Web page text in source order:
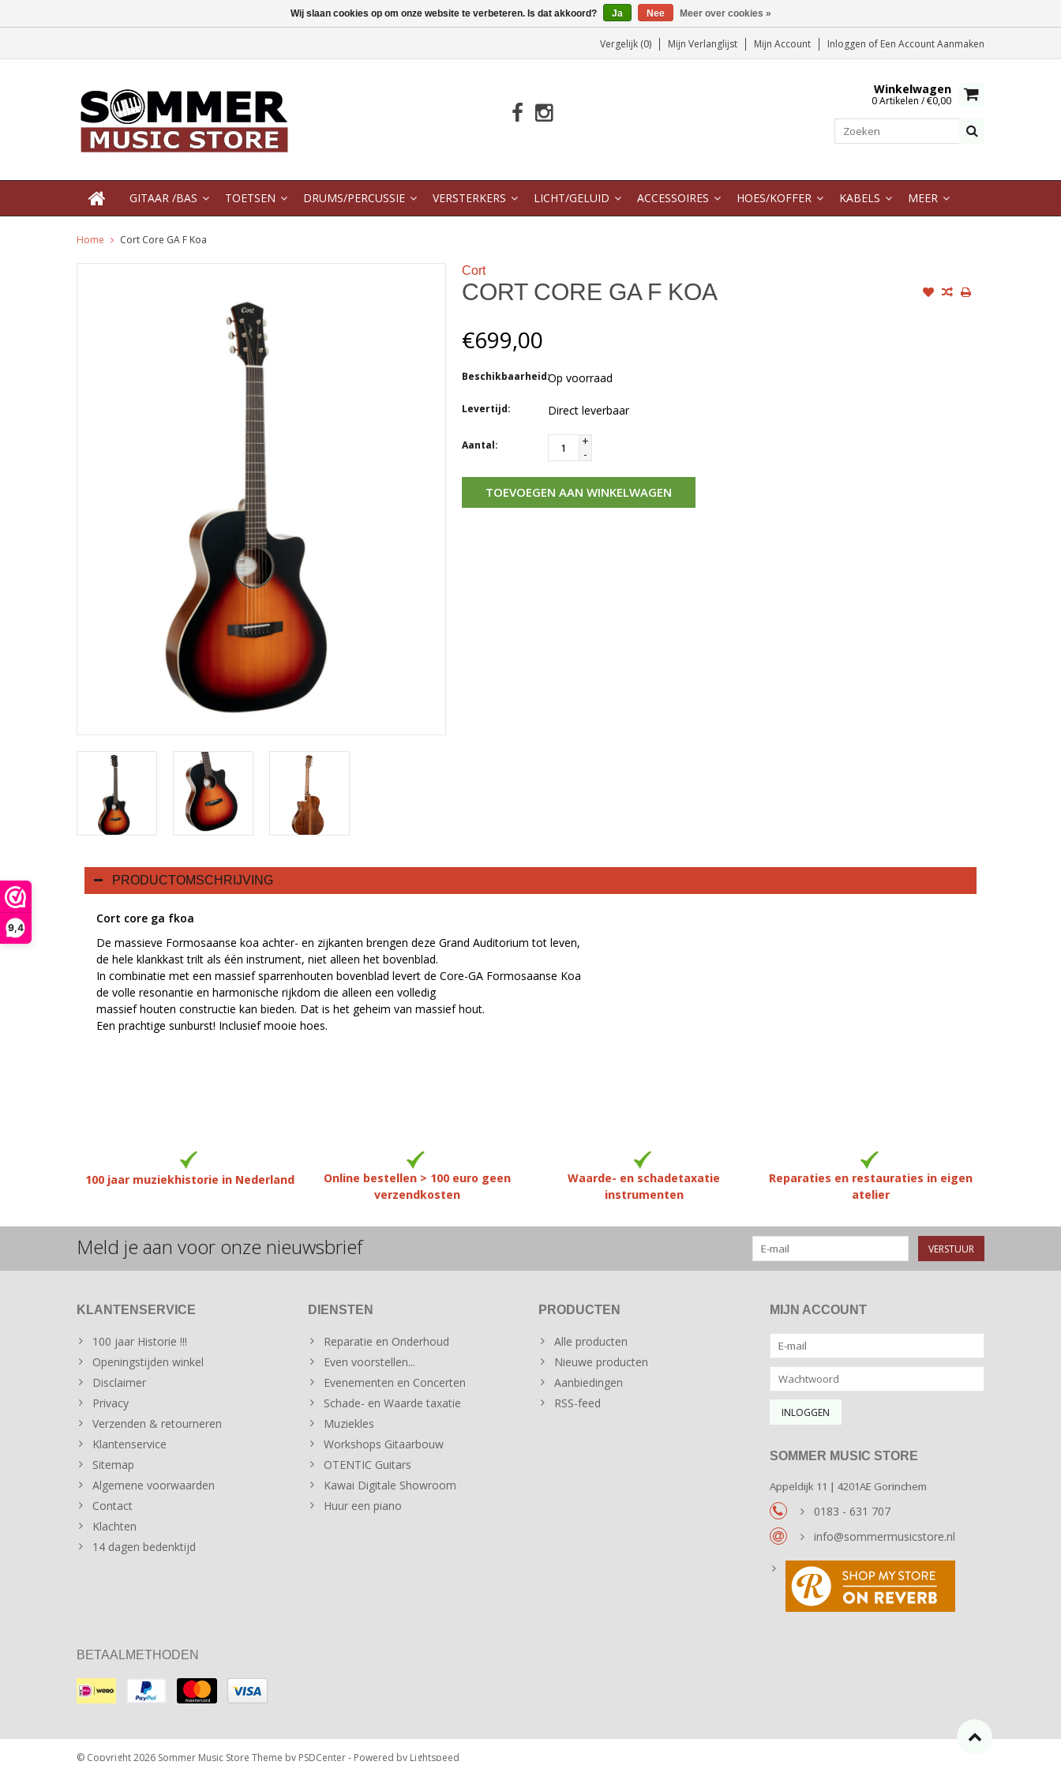
9,4
Vergelijk (0) Mijn Verlanglijst Mijn Account Inloggen of Een Account Aanmaken
Winkelwagen
0 Artikelen / €0,00
GITAAR /BAS TOETSEN DRUMS/PERCUSSIE VERSTERKERS LICHT/GELUID ACCESSOIRES HOES/KOFFER KABELS MEER
Home Cort Core GA F Koa
Cort
CORT CORE GA F KOA
€699,00
Beschikbaarheid:Op voorraad
Levertijd: Direct leverbaar
Aantal:
+
-
TOEVOEGEN AAN WINKELWAGEN
PRODUCTOMSCHRIJVING
Cort core ga fkoa
De massieve Formosaanse koa achter- en zijkanten brengen deze Grand Auditorium tot leven,
de hele klankkast trilt als één instrument, niet alleen het bovenblad.
In combinatie met een massief sparrenhouten bovenblad levert de Core-GA Formosaanse Koa
de volle resonantie en harmonische rijkdom die alleen een volledig
massief houten constructie kan bieden. Dat is het geheim van massief hout.
Een prachtige sunburst! Inclusief mooie hoes.
100 jaar muziekhistorie in Nederland
Online bestellen > 100 euro geen
verzendkosten
Waarde- en schadetaxatie
instrumenten
Reparaties en restauraties in eigen
atelier
Meld je aan voor onze nieuwsbrief VERSTUUR
KLANTENSERVICE
100 jaar Historie !!!
Openingstijden winkel
Disclaimer
Privacy
Verzenden & retourneren
Klantenservice
Sitemap
Algemene voorwaarden
Contact
Klachten
14 dagen bedenktijd
DIENSTEN
Reparatie en Onderhoud
Even voorstellen...
Evenementen en Concerten
Schade- en Waarde taxatie
Muziekles
Workshops Gitaarbouw
OTENTIC Guitars
Kawai Digitale Showroom
Huur een piano
PRODUCTEN
Alle producten
Nieuwe producten
Aanbiedingen
RSS-feed
MIJN ACCOUNT
SOMMER MUSIC STORE
Appeldijk 11 | 4201AE Gorinchem
0183 - 631 707
info@sommermusicstore.nl
BETAALMETHODEN
© Copyright 2026 Sommer Music Store Theme by PSDCenter- Powered by Lightspeed
Wij slaan cookies op om onze website te verbeteren. Is dat akkoord? Ja Nee Meer over cookies »